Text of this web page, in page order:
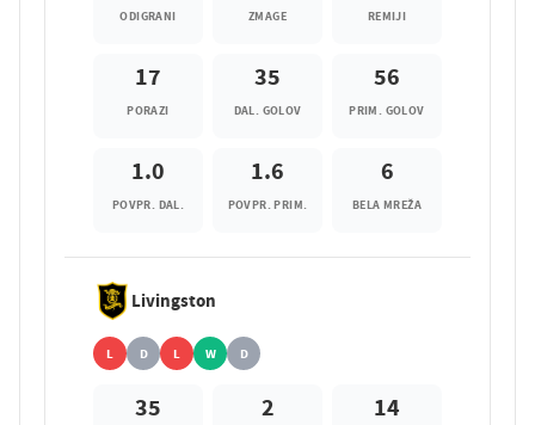
ODIGRANI ZMAGE REMIJI
17
PORAZI
35
DAL. GOLOV
56
PRIM. GOLOV
1.0
POVPR. DAL.
1.6
POVPR. PRIM.
6
BELA MREŽA
Livingston
L D L W D
35 2 14